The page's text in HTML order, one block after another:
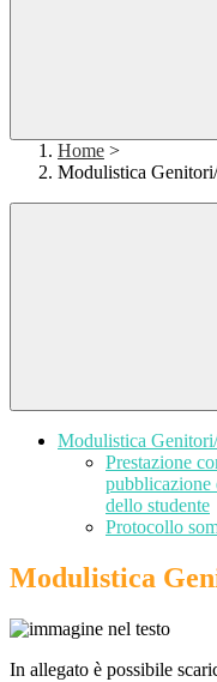
Home >
Modulistica
Modulistica
Prestazione
pubblicazione
dello studente
Protocollo
Modulistica
In allegato è possibile